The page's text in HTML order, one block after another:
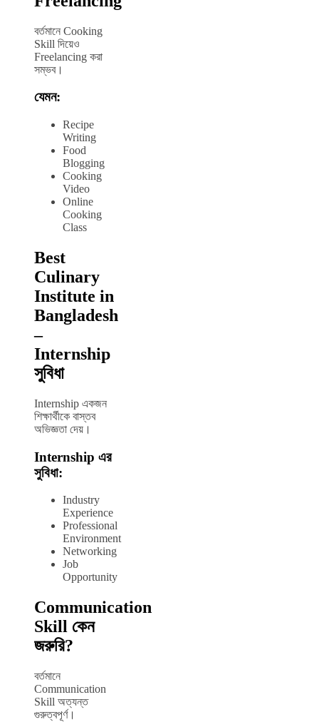
বর্তমানে Cooking
Skill দিয়েও
Freelancing করা
সম্ভব।
যেমন:
Recipe
Writing
Food
Blogging
Cooking
Video
Online
Cooking
Class
Best
Culinary
Institute in
Bangladesh
–
Internship
সুবিধা
Internship একজন
শিক্ষার্থীকে বাস্তব
অভিজ্ঞতা দেয়।
Internship এর
সুবিধা:
Industry
Experience
Professional
Environment
Networking
Job
Opportunity
Communication
Skill কেন
জরুরি?
বর্তমানে
Communication
Skill অত্যন্ত
গুরুত্বপূর্ণ।